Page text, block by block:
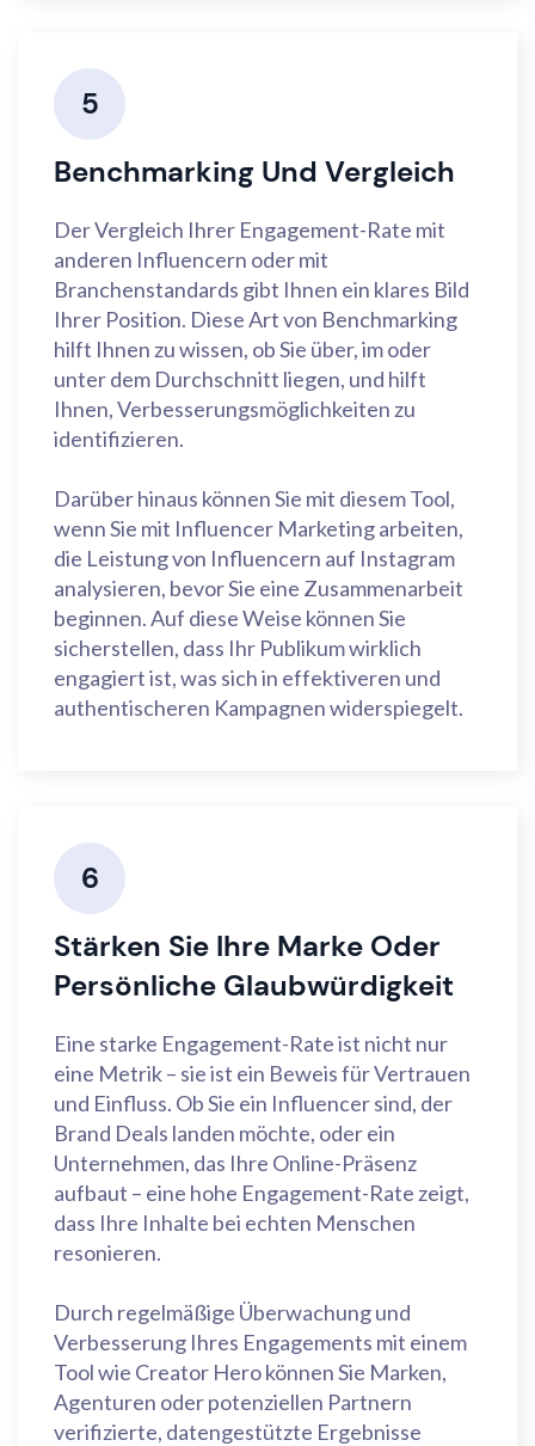
5
Benchmarking Und Vergleich
Der Vergleich Ihrer Engagement-Rate mit
anderen Influencern oder mit
Branchenstandards gibt Ihnen ein klares Bild
Ihrer Position. Diese Art von Benchmarking
hilft Ihnen zu wissen, ob Sie über, im oder
unter dem Durchschnitt liegen, und hilft
Ihnen, Verbesserungsmöglichkeiten zu
identifizieren.
Darüber hinaus können Sie mit diesem Tool,
wenn Sie mit Influencer Marketing arbeiten,
die Leistung von Influencern auf Instagram
analysieren, bevor Sie eine Zusammenarbeit
beginnen. Auf diese Weise können Sie
sicherstellen, dass Ihr Publikum wirklich
engagiert ist, was sich in effektiveren und
authentischeren Kampagnen widerspiegelt.
6
Stärken Sie Ihre Marke Oder
Persönliche Glaubwürdigkeit
Eine starke Engagement-Rate ist nicht nur
eine Metrik – sie ist ein Beweis für Vertrauen
und Einfluss. Ob Sie ein Influencer sind, der
Brand Deals landen möchte, oder ein
Unternehmen, das Ihre Online-Präsenz
aufbaut – eine hohe Engagement-Rate zeigt,
dass Ihre Inhalte bei echten Menschen
resonieren.
Durch regelmäßige Überwachung und
Verbesserung Ihres Engagements mit einem
Tool wie Creator Hero können Sie Marken,
Agenturen oder potenziellen Partnern
verifizierte, datengestützte Ergebnisse